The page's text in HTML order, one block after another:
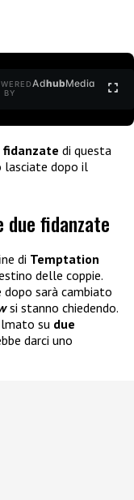
BY
AdhubMedia
fidanzate di questa
lasciate dopo il
fidanzate
di Temptation
delle coppie.
dopo sarà cambiato
si stanno chiedendo.
su due
darci uno